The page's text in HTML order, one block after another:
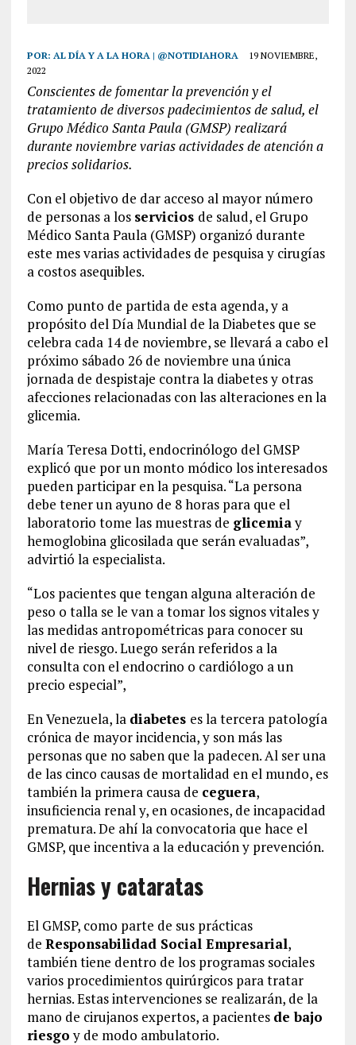
POR: AL DÍA Y A LA HORA | @NOTIDIAHORA
19 NOVIEMBRE,
2022
Conscientes de fomentar la prevención y el
tratamiento de diversos padecimientos de salud, el
Grupo Médico Santa Paula (GMSP) realizará
durante noviembre varias actividades de atención a
precios solidarios.
Con el objetivo de dar acceso al mayor número
de personas a los servicios de salud, el Grupo
Médico Santa Paula (GMSP) organizó durante
este mes varias actividades de pesquisa y cirugías
a costos asequibles.
Como punto de partida de esta agenda, y a
propósito del Día Mundial de la Diabetes que se
celebra cada 14 de noviembre, se llevará a cabo el
próximo sábado 26 de noviembre una única
jornada de despistaje contra la diabetes y otras
afecciones relacionadas con las alteraciones en la
glicemia.
María Teresa Dotti, endocrinólogo del GMSP
explicó que por un monto módico los interesados
pueden participar en la pesquisa. “La persona
debe tener un ayuno de 8 horas para que el
laboratorio tome las muestras de glicemiay
hemoglobina glicosilada que serán evaluadas”,
advirtió la especialista.
“Los pacientes que tengan alguna alteración de
peso o talla se le van a tomar los signos vitales y
las medidas antropométricas para conocer su
nivel de riesgo. Luego serán referidos a la
consulta con el endocrino o cardiólogo a un
precio especial”,
En Venezuela, la diabetes es la tercera patología
crónica de mayor incidencia, y son más las
personas que no saben que la padecen. Al ser una
de las cinco causas de mortalidad en el mundo, es
también la primera causa de ceguera,
insuficiencia renal y, en ocasiones, de incapacidad
prematura. De ahí la convocatoria que hace el
GMSP, que incentiva a la educación y prevención.
Hernias y cataratas
El GMSP, como parte de sus prácticas
de Responsabilidad Social Empresarial,
también tiene dentro de los programas sociales
varios procedimientos quirúrgicos para tratar
hernias. Estas intervenciones se realizarán, de la
mano de cirujanos expertos, a pacientes de bajo
riesgoy de modo ambulatorio.